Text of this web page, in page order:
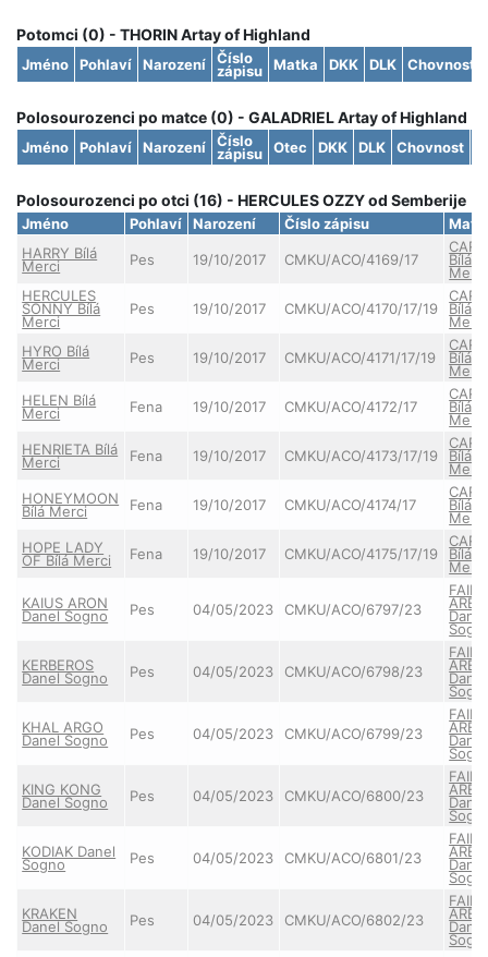
Potomci (0) - THORIN Artay of Highland
Jméno Pohlaví Narození Číslo
zápisu Matka DKK DLK Chovnost
Polosourozenci po matce (0) - GALADRIEL Artay of Highland
Jméno Pohlaví Narození Číslo
zápisu Otec DKK DLK Chovnost
Polosourozenci po otci (16) - HERCULES OZZY od Semberije
Jméno Pohlaví Narození Číslo zápisu
HARRY Bílá
Merci Pes 19/10/2017 CMKU/ACO/4169/17 Bílá
Merci
HERCULES
SONNY Bílá
Merci
Pes 19/10/2017 CMKU/ACO/4170/17/19 Bílá
Merci
HYRO Bílá
Merci Pes 19/10/2017 CMKU/ACO/4171/17/19 Bílá
Merci
HELEN Bílá
Merci Fena 19/10/2017 CMKU/ACO/4172/17 Bílá
Merci
HENRIETA Bílá
Merci Fena 19/10/2017 CMKU/ACO/4173/17/19 Bílá
Merci
HONEYMOON
Bílá Merci Fena 19/10/2017 CMKU/ACO/4174/17 Bílá
Merci
HOPE LADY
OF Bílá Merci Fena 19/10/2017 CMKU/ACO/4175/17/19 Bílá
Merci
KAIUS ARON
Danel Sogno Pes 04/05/2023 CMKU/ACO/6797/23
FAIRA
Danel
KERBEROS
Danel Sogno Pes 04/05/2023 CMKU/ACO/6798/23
FAIRA
Danel
KHAL ARGO
Danel Sogno Pes 04/05/2023 CMKU/ACO/6799/23
FAIRA
Danel
KING KONG
Danel Sogno Pes 04/05/2023 CMKU/ACO/6800/23
FAIRA
Danel
KODIAK Danel
Sogno Pes 04/05/2023 CMKU/ACO/6801/23
FAIRA
Danel
KRAKEN
Danel Sogno Pes 04/05/2023 CMKU/ACO/6802/23
FAIRA
Danel